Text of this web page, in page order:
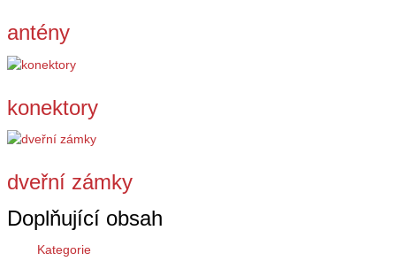
antény
konektory
dveřní zámky
Doplňující obsah
Kategorie